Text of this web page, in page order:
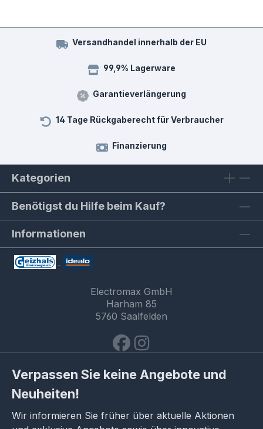
Versandhandel innerhalb der EU
99,9% Lagerware
Garantieverlängerung
14 Tage Rückgaberecht für Verbraucher
Finanzierung
Kategorien
Benötigst du Hilfe beim Kauf?
Informationen
Electromax GmbH
Harham 85
5760 Saalfelden
Verpassen Sie keine Angebote und
Neuheiten!
Wir informieren Sie früher über aktuelle Aktionen